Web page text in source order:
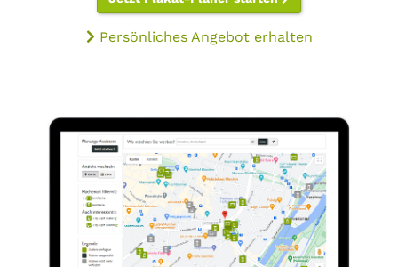
Persönliches Angebot erhalten